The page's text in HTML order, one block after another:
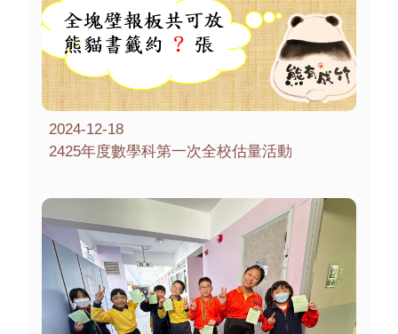
2024-12-18
2425年度數學科第一次全校估量活動